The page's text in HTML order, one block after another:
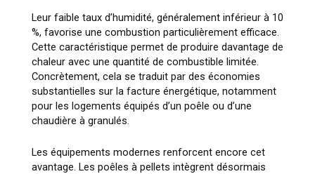
Leur faible taux d’humidité, généralement inférieur à 10
%, favorise une combustion particulièrement efficace.
Cette caractéristique permet de produire davantage de
chaleur avec une quantité de combustible limitée.
Concrètement, cela se traduit par des économies
substantielles sur la facture énergétique, notamment
pour les logements équipés d’un poêle ou d’une
chaudière à granulés.
Les équipements modernes renforcent encore cet
avantage. Les poêles à pellets intègrent désormais